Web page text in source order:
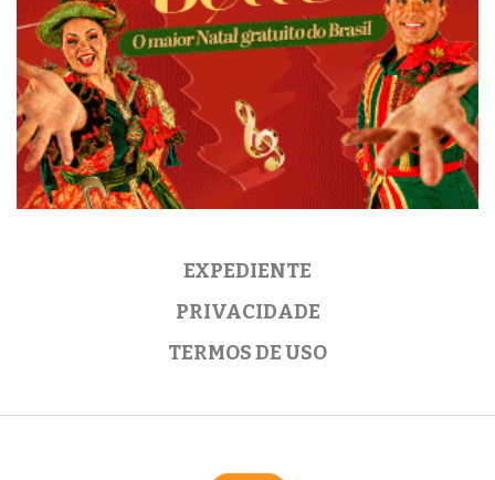
EXPEDIENTE
PRIVACIDADE
TERMOS DE USO